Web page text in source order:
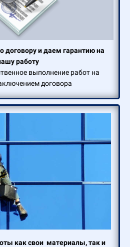
договору и даем гарантию на
работу
выполнение работ на
договора
как свои материалы, так и